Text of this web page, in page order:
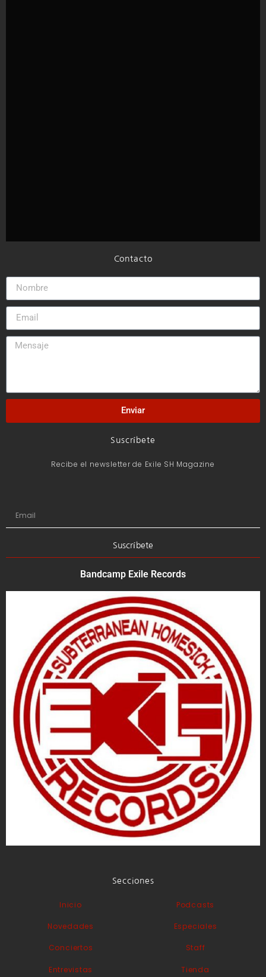
Contacto
Enviar
Suscríbete
Recibe el newsletter de Exile SH Magazine
Suscríbete
Bandcamp Exile Records
Secciones
Inicio
Novedades
Conciertos
Entrevistas
Podcasts
Especiales
Staff
Tienda